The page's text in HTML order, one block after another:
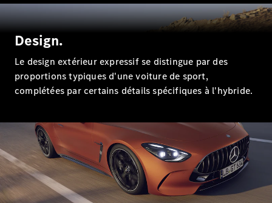
EQS
Berline
Électrique
Classe E
Berline
Classe S
Classe S
Limousine
Mercedes-
Classe S
Configurateur
Mercedes-
Benz Store
Design.
Le design extérieur expressif se distingue par des
proportions typiques d'une voiture de sport,
complétées par certains détails spécifiques à l'hybride.